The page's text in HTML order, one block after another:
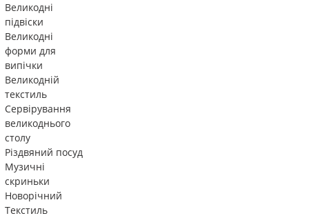
Великодні
підвіски
Великодні
форми для
випічки
Великодній
текстиль
Сервірування
великоднього
столу
Різдвяний посуд
Музичні
скриньки
Новорічний
Текстиль